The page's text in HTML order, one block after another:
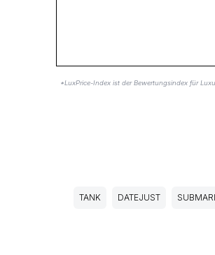
*LuxPrice-Index ist der Bewertungsindex für
TANK DATEJUST